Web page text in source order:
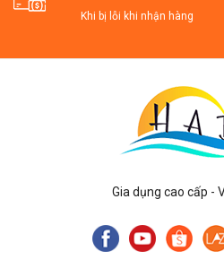
Khi bị lỗi khi nhận hàng
Gia dụng cao cấp -